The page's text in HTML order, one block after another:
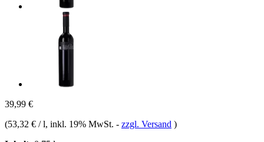
39,99 €
(53,32 € / l, inkl. 19% MwSt. - zzgl. Versand )